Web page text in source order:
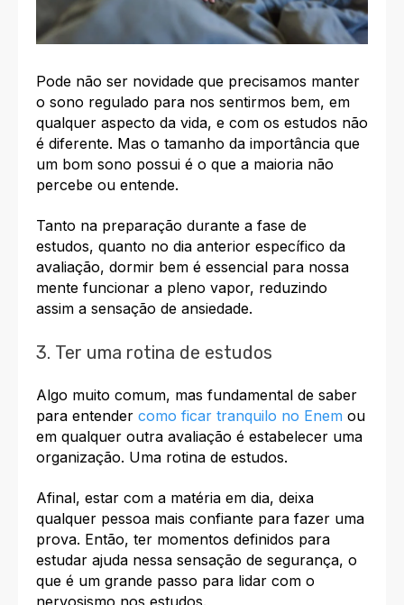
Pode não ser novidade que precisamos manter
o sono regulado para nos sentirmos bem, em
qualquer aspecto da vida, e com os estudos não
é diferente. Mas o tamanho da importância que
um bom sono possui é o que a maioria não
percebe ou entende.
Tanto na preparação durante a fase de
estudos, quanto no dia anterior específico da
avaliação, dormir bem é essencial para nossa
mente funcionar a pleno vapor, reduzindo
assim a sensação de ansiedade.
3. Ter uma rotina de estudos
Algo muito comum, mas fundamental de saber
para entender como ficar tranquilo no Enem ou
em qualquer outra avaliação é estabelecer uma
organização. Uma rotina de estudos.
Afinal, estar com a matéria em dia, deixa
qualquer pessoa mais confiante para fazer uma
prova. Então, ter momentos definidos para
estudar ajuda nessa sensação de segurança, o
que é um grande passo para lidar com o